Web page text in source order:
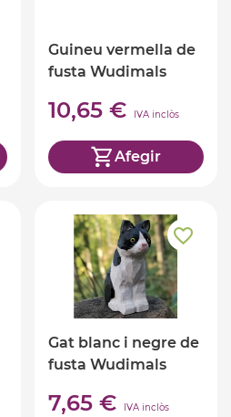
Guineu vermella de
fusta Wudimals
10,65 € IVA inclòs
Afegir
Gat blanc i negre de
fusta Wudimals
7,65 € IVA inclòs